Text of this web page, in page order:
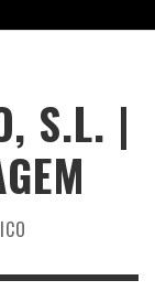
S.L. |